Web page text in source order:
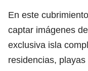
En este
captar imágenes de
exclusiva isla
residencias,